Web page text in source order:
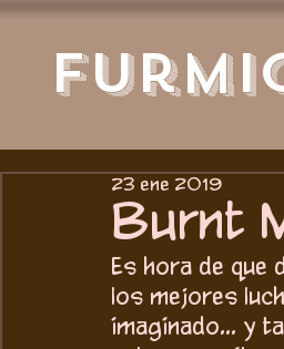
Burnt
23 ene 2019
Es hora de que
los mejores
imaginado... y